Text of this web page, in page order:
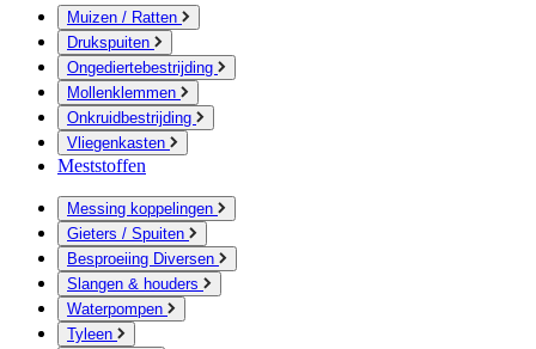
Muizen / Ratten
Drukspuiten
Ongediertebestrijding
Mollenklemmen
Onkruidbestrijding
Vliegenkasten
Meststoffen
Messing koppelingen
Gieters / Spuiten
Besproeiing Diversen
Slangen & houders
Waterpompen
Tyleen